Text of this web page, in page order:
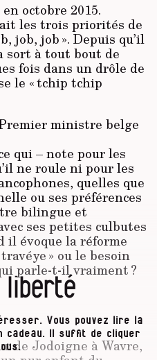
octobre 2015.
les trois priorités de
job, job ». Depuis qu’il
sort à tout bout de
fois dans un drôle de
le « tchip tchip
ministre belge
qui – note pour les
ne roule ni pour les
quelles que
ou ses préférences
bilingue et
ses petites culbu­tes
il évoque la réforme
» ou le besoin
parle-t-il vraiment ?
de Jodoigne à Wavre,
liberté
Vous pouvez lire la
cadeau. Il suffit de cliquer